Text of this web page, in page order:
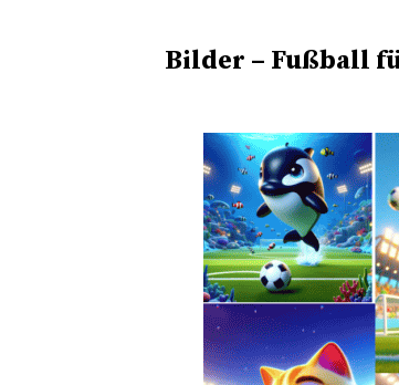
Bilder – Fußball